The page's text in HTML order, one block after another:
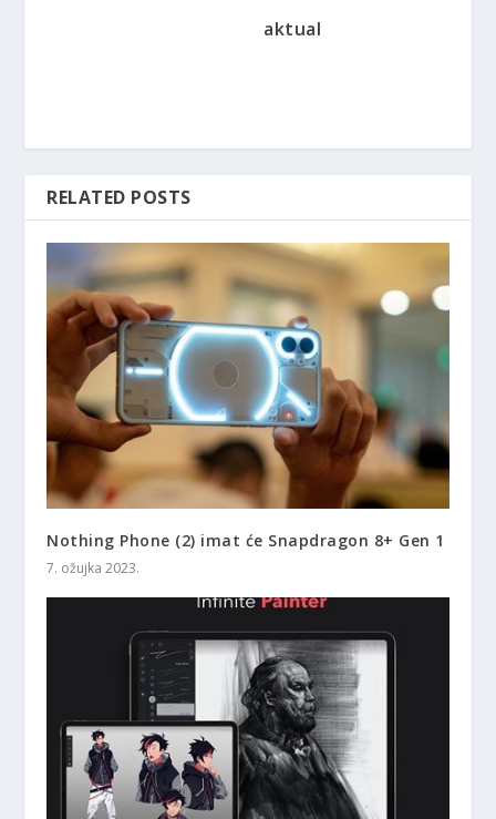
aktual
RELATED POSTS
Nothing Phone (2) imat će Snapdragon 8+ Gen 1
7. ožujka 2023.